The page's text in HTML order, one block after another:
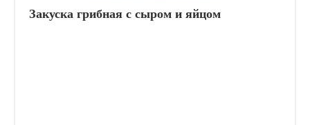
Закуска грибная с сыром и яйцом